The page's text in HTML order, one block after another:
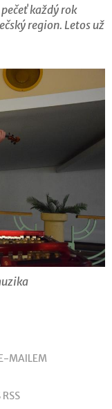
každý rok
region. Letos už
MAILEM